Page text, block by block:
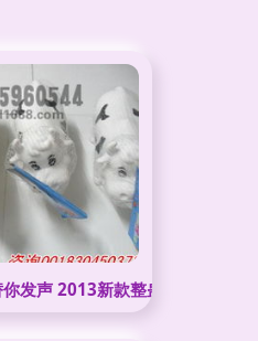
发声 2013新款整蛊发泄玩具特